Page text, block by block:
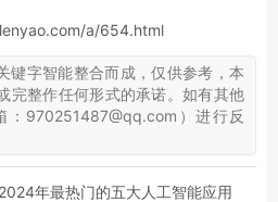
a/654.html
键字智能整合而成，仅供参考，本
完整作任何形式的承诺。如有其他
970251487@qq.com）进行反
年最热门的五大人工智能应用